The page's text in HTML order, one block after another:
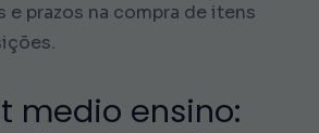
e prazos na compra de itens
medio ensino: